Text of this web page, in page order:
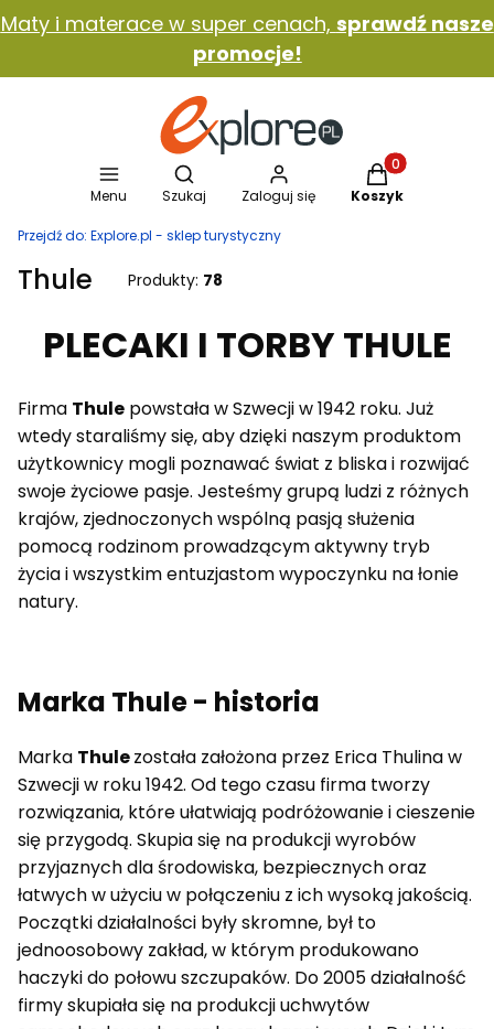
Maty i materace w super cenach, sprawdź nasze
promocje!
Menu
Otwórz wyszukiwarkę
Szukaj Zaloguj się
Produkty w
Koszyk
Przejdź do: Explore.pl - sklep turystyczny
Thule Produkty: 78
PLECAKI I TORBY THULE
Firma Thule powstała w Szwecji w 1942 roku. Już
wtedy staraliśmy się, aby dzięki naszym produktom
użytkownicy mogli poznawać świat z bliska i rozwijać
swoje życiowe pasje. Jesteśmy grupą ludzi z różnych
krajów, zjednoczonych wspólną pasją służenia
pomocą rodzinom prowadzącym aktywny tryb
życia i wszystkim entuzjastom wypoczynku na łonie
natury.
Marka Thule - historia
Marka Thulezostała założona przez Erica Thulina w
Szwecji w roku 1942. Od tego czasu firma tworzy
rozwiązania, które ułatwiają podróżowanie i cieszenie
się przygodą. Skupia się na produkcji wyrobów
przyjaznych dla środowiska, bezpiecznych oraz
łatwych w użyciu w połączeniu z ich wysoką jakością.
Początki działalności były skromne, był to
jednoosobowy zakład, w którym produkowano
haczyki do połowu szczupaków. Do 2005 działalność
firmy skupiała się na produkcji uchwytów